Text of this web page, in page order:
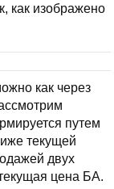
как изображено
как через
путем
текущей
двух
цена БА.